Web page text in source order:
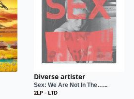
Diverse artister
Sex: We Are Not In The…...
2LP - LTD